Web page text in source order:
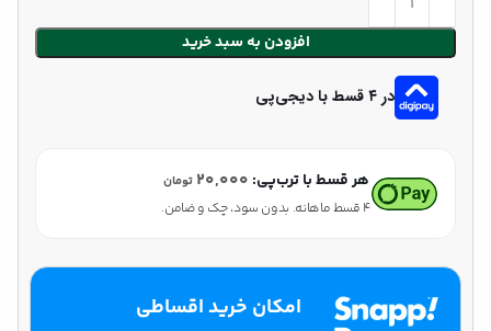
افزودن به سبد خرید
در ۴ قسط با دیجی‌پی
هر قسط با ترب‌پی: ۲۰,۰۰۰ تومان
۴ قسط ماهانه. بدون سود، چک و ضامن.
امکان خرید اقساطی